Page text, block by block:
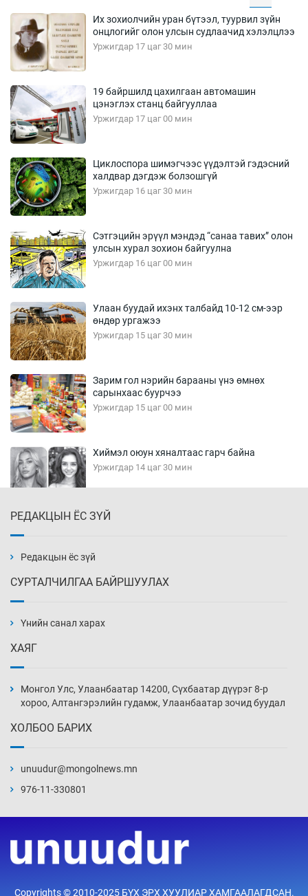
Их зохиолчийн уран бүтээл, туурвил зүйн
онцлогийг олон улсын судлаачид хэлэлцлээ
Уржигдар 17 цаг 30 мин
19 байршилд цахилгаан автомашин
цэнэглэх станц байгууллаа
Уржигдар 17 цаг 00 мин
Циклоспора шимэгчээс үүдэлтэй гэдэсний
халдвар дэгдэж болзошгүй
Уржигдар 16 цаг 30 мин
Сэтгэцийн эрүүл мэндэд “санаа тавих” олон
улсын хурал зохион байгуулна
Уржигдар 16 цаг 00 мин
Улаан буудай ихэнх талбайд 10-12 см-ээр
өндөр ургажээ
Уржигдар 15 цаг 30 мин
Зарим гол нэрийн барааны үнэ өмнөх
сарынхаас буурчээ
Уржигдар 15 цаг 00 мин
Хиймэл оюун хяналтаас гарч байна
Уржигдар 14 цаг 30 мин
Уржигдар 14 цаг 00 мин
нэмэгджээ
Уржигдар 13 цаг 30 мин
Уржигдар 13 цаг 00 мин
Уржигдар 12 цаг 30 мин
РЕДАКЦЫН ЁС ЗҮЙ
Редакцын ёс зүй
СУРТАЛЧИЛГАА БАЙРШУУЛАХ
Үнийн санал харах
ХАЯГ
Монгол Улс, Улаанбаатар 14200, Сүхбаатар дүүрэг 8-р
хороо, Алтангэрэлийн гудамж, Улаанбаатар зочид буудал
ХОЛБОО БАРИХ
unuudur@mongolnews.mn
976-11-330801
Copyrights © 2010-2025 БҮХ ЭРХ ХУУЛИАР ХАМГААЛАГДСАН.